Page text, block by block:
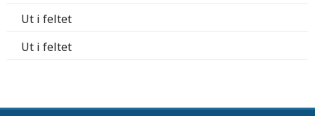
Ut i feltet
Ut i feltet